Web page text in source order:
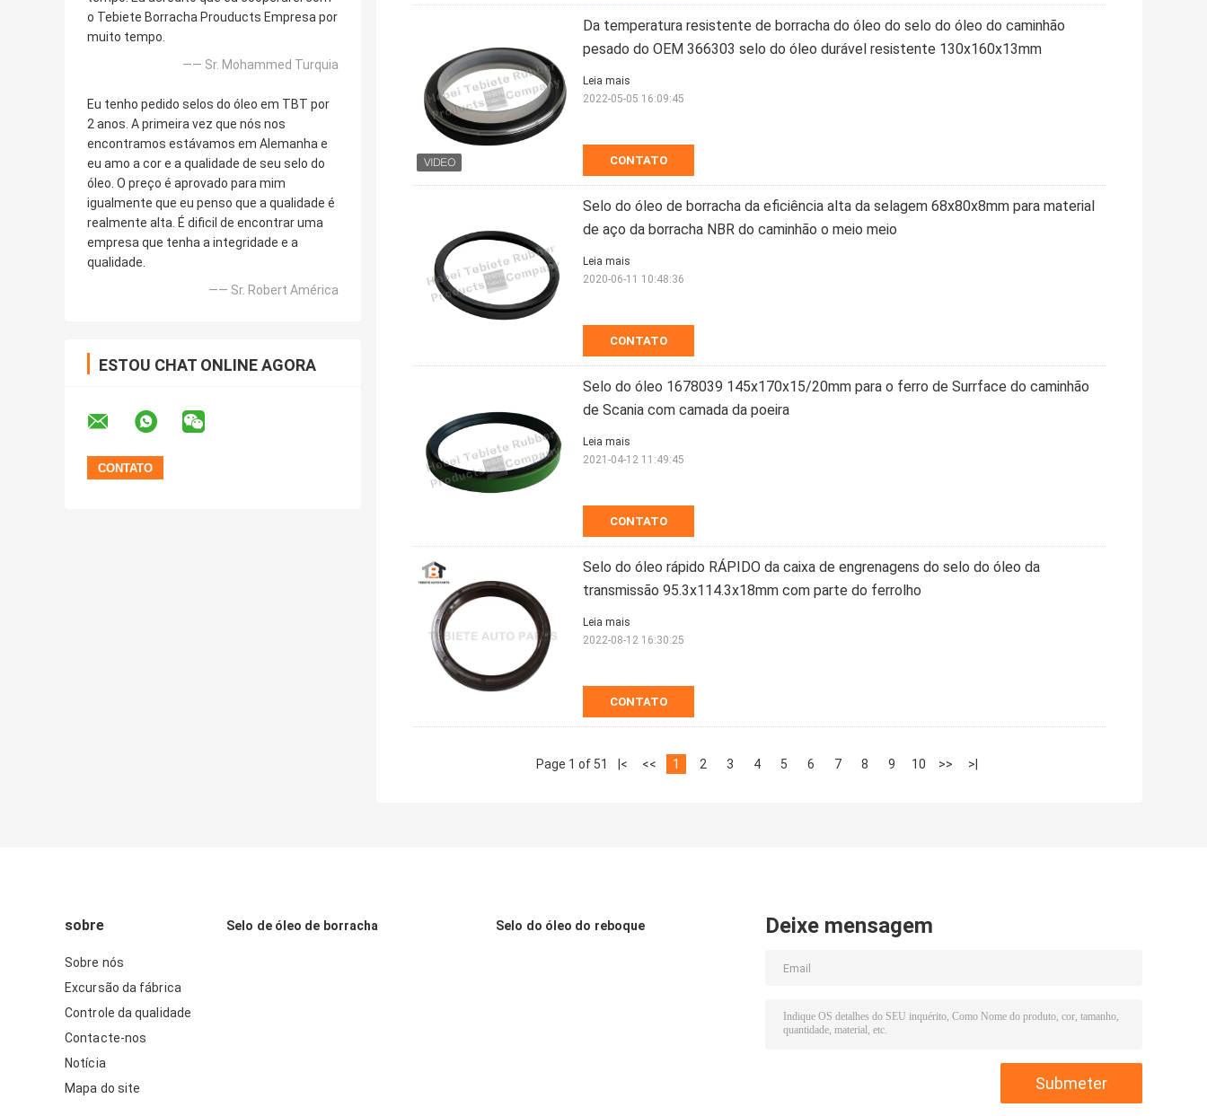
o Tebiete Borracha Prouducts Empresa por
muito tempo.
—— Sr. Mohammed Turquia
Eu tenho pedido selos do óleo em TBT por
2 anos. A primeira vez que nós nos
encontramos estávamos em Alemanha e
eu amo a cor e a qualidade de seu selo do
óleo. O preço é aprovado para mim
igualmente que eu penso que a qualidade é
realmente alta. É dificil de encontrar uma
empresa que tenha a integridade e a
qualidade.
—— Sr. Robert América
ESTOU CHAT ONLINE AGORA
Da temperatura resistente de borracha do óleo do selo do óleo do caminhão
pesado do OEM 366303 selo do óleo durável resistente 130x160x13mm
CONTATO
Leia mais
2022-05-05 16:09:45
Selo do óleo de borracha da eficiência alta da selagem 68x80x8mm para material
de aço da borracha NBR do caminhão o meio meio
CONTATO
Leia mais
2020-06-11 10:48:36
Selo do óleo 1678039 145x170x15/20mm para o ferro de Surrface do caminhão
de Scania com camada da poeira
CONTATO
Leia mais
2021-04-12 11:49:45
Selo do óleo rápido RÁPIDO da caixa de engrenagens do selo do óleo da
transmissão 95.3x114.3x18mm com parte do ferrolho
CONTATO
Leia mais
2022-08-12 16:30:25
Page 1 of 51 |< << 1 2 3 4 5 6 7 8 9 10 >> >|
sobre
Sobre nós
Excursão da fábrica
Controle da qualidade
Contacte-nos
Notícia
Mapa do site
Selo de óleo de borracha Selo do óleo do reboque Deixe mensagem